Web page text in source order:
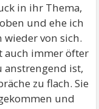
in ihr Thema,
und ehe ich
wieder von sich.
auch immer öfter
anstrengend ist,
zu flach. Sie
und